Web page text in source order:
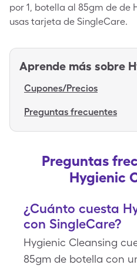
por 1, botella al 85gm de de
usas tarjeta de SingleCare.
Aprende más sobre
Cupones/Precios
Preguntas frecuentes
Preguntas
Hygienic
¿Cuánto cuesta
con SingleCare?
Hygienic Cleansing
85gm de botella con